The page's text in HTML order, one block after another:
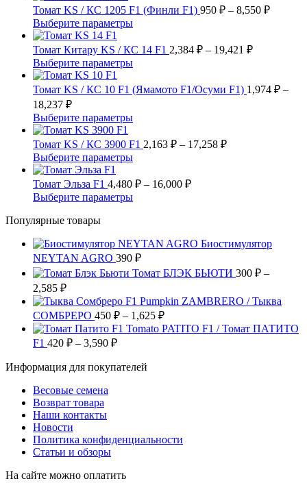
–
имеет
несколько
вариаций.
Опции
можно
выбрать
странице
Томат KS / КС 1205 F1 (Финли F1) 950 ₽ – 8,550 ₽
Выберите параметрыЭтот
имеет
несколько
вариаций.
Опции
можно
на
товара.
Томат Китару KS / КС 14 F1 2,384 ₽ – 19,421 ₽Диапазон
–
Выберите параметрыЭтот
имеет
несколько
Опции
выбрать
на
товара.
Томат KS / КС 10 F1 (Ямамото F1/Осуми F1) 1,974 ₽ –
18,237 ₽Диапазон
цен:
1,974 ₽
–
18,237 ₽
Выберите параметрыЭтот
имеет
несколько
вариаций.
Опции
можно
выбрать
товара.
Томат KS / КС 3900 F1 2,163 ₽ – 17,258 ₽Диапазон
Выберите параметрыЭтот
имеет
несколько
вариаций.
выбрать
на
странице
товара.
Томат Эльза F1 4,480 ₽ – 16,000 ₽Диапазон
Выберите параметрыЭтот
вариаций.
Опции
можно
на
странице
товара.
Популярные товары
Биостимулятор
NEYTAN AGRO 390 ₽
Томат БЛЭК БЬЮТИ 300 ₽ –
2,585 ₽Диапазон
цен:
300 ₽
–
2,585 ₽
Pumpkin ZAMBRERO / Тыква
СОМБРЕРО 450 ₽ – 1,625 ₽Диапазон
цен:
Tomato PATITO F1 / Томат ПАТИТО
F1 420 ₽ – 3,590 ₽Диапазон
420 ₽
Информация для покупателей
Весовые семена
Возврат товара
Наши контакты
Новости
Политика конфиденциальности
Статьи и обзоры
На сайте можно оплатить